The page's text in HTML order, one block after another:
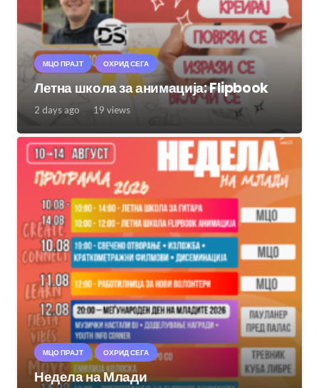
МЦО ПРАЈТ ОХРИД СЕГА
Летна школа за анимација: Flipbook
2 days ago 19 views
МЦО ПРАЈТ ОХРИД СЕГА
Недела на Млади